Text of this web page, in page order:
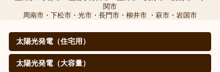
関市
周南市・下松市・光市・長門市・柳井市 ・萩市・岩国市
太陽光発電（住宅用）
太陽光発電（住宅用）
太陽光発電の仕組みは？
取扱メーカー
職人のこだわり(松本電気商会のこだわり)
施工例
寄棟屋根の皆さま
価格
導入効果（㊙真実データ）
太陽光発電（大容量）